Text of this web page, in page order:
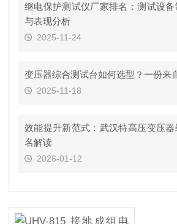
继电保护测试仪厂家排名：测试设
与表现分析
2025-11-24
变压器综合测试台如何选型？一份来
2025-11-18
效能提升新范式：武汉特高压变压
名解读
2026-01-12